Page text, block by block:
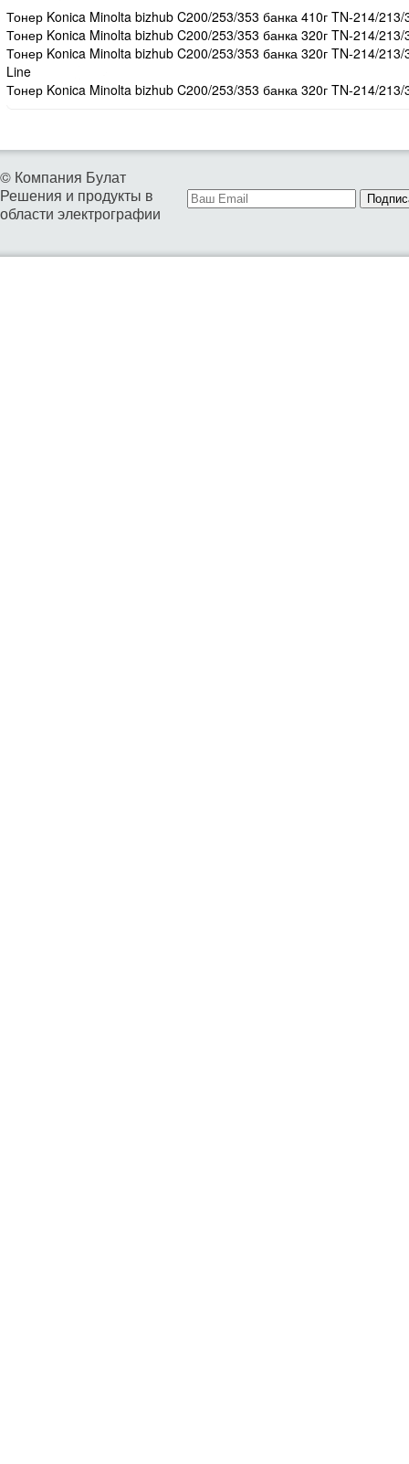
Тонер Konica Minolta bizhub C200/253/353 банка 410г TN-214/
Тонер Konica Minolta bizhub C200/253/353 банка 320г TN-214/
Тонер Konica Minolta bizhub C200/253/353 банка 320г TN-214/
Line
Тонер Konica Minolta bizhub C200/253/353 банка 320г TN-214/
© Компания Булат
Решения и продукты в
области электрографии